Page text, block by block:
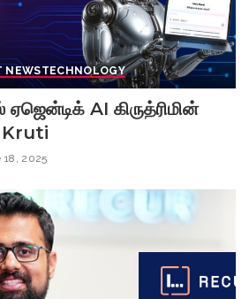
NEWSTECHNOLOGY
AI கிருத்ரிமின்
Kruti
18, 2025